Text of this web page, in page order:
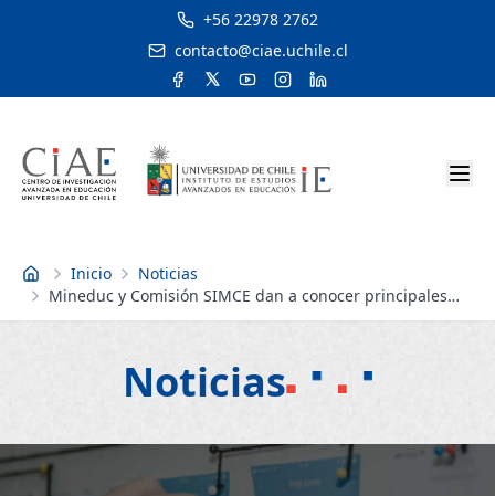
+56 22978 2762
contacto@ciae.uchile.cl
Inicio Inicio
Noticias
Mineduc y Comisión SIMCE dan a conocer principales
cambios a las pruebas estandarizadas
Noticias